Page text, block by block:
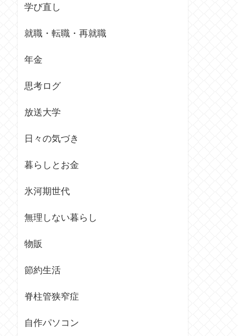
学び直し
就職・転職・再就職
年金
思考ログ
放送大学
日々の気づき
暮らしとお金
氷河期世代
無理しない暮らし
物販
節約生活
脊柱管狭窄症
自作パソコン